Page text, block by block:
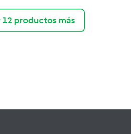
12 productos más